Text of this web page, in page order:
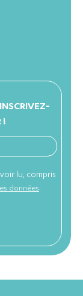
!
lu, compris
données.